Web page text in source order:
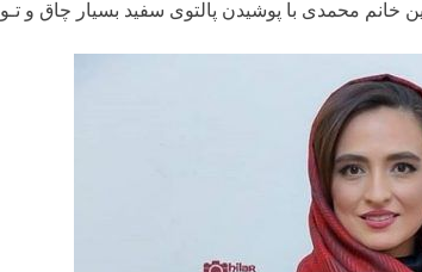
خانم محمدی با پوشیدن پالتوی سفید بسیار چاق و